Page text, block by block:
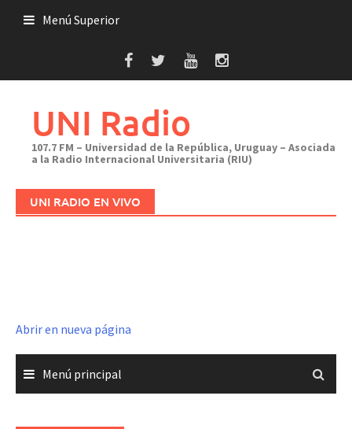
Menú Superior
UNI Radio
107.7 FM – Universidad de la República, Uruguay – Asociada
a la Radio Internacional Universitaria (RIU)
UNI RADIO EN VIVO
Abrir en nueva página
Menú principal